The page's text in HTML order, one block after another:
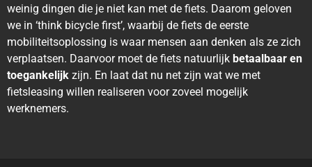
weinig dingen die je niet kan met de fiets. Daarom geloven
we in ‘think bicycle first’, waarbij de fiets de eerste
mobiliteitsoplossing is waar mensen aan denken als ze zich
verplaatsen. Daarvoor moet de fiets natuurlijk betaalbaar en
toegankelijk zijn. En laat dat nu net zijn wat we met
fietsleasing willen realiseren voor zoveel mogelijk
werknemers.